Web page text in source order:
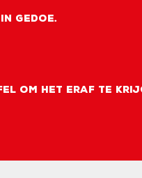
gedoe.
om het eraf te